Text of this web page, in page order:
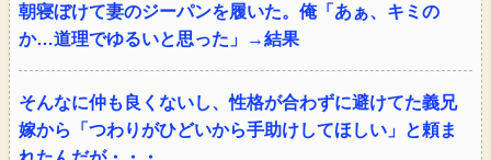
朝寝ぼけて妻のジーパンを履いた。俺「あぁ、キミの
か…道理でゆるいと思った」→結果
そんなに仲も良くないし、性格が合わずに避けてた義兄
嫁から「つわりがひどいから手助けしてほしい」と頼ま